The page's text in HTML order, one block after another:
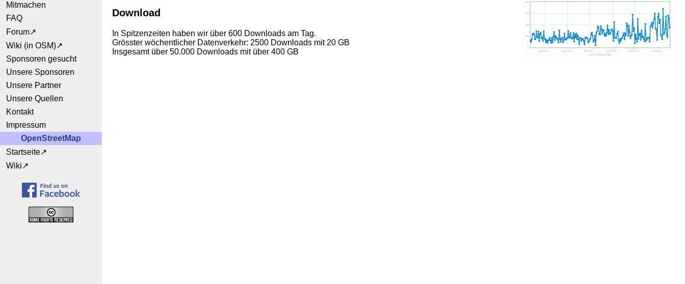
Mitmachen
FAQ
Forum
Wiki (in OSM)
Sponsoren gesucht
Unsere Sponsoren
Unsere Partner
Unsere Quellen
Kontakt
Impressum
OpenStreetMap
Startseite
Wiki
Download
In Spitzenzeiten haben wir über 600 Downloads am Tag.
Grösster wöchentlicher Datenverkehr: 2500 Downloads mit 20 GB
Insgesamt über 50.000 Downloads mit über 400 GB